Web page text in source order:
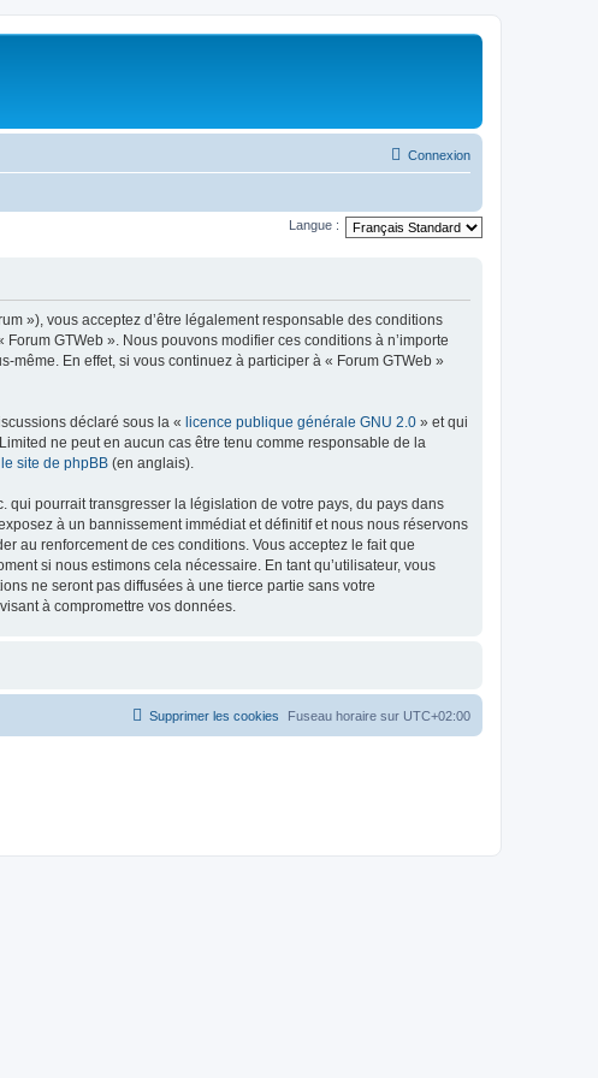
Connexion
Langue :
»), vous acceptez d’être légalement responsable des conditions
GTWeb ». Nous pouvons modifier ces conditions à n’importe
En effet, si vous continuez à participer à « Forum GTWeb »
déclaré sous la « licence publique générale GNU 2.0 » et qui
ne peut en aucun cas être tenu comme responsable de la
le site de phpBB (en anglais).
pourrait transgresser la législation de votre pays, du pays dans
à un bannissement immédiat et définitif et nous nous réservons
au renforcement de ces conditions. Vous acceptez le fait que
si nous estimons cela nécessaire. En tant qu’utilisateur, vous
ne seront pas diffusées à une tierce partie sans votre
à compromettre vos données.
Fuseau horaire sur UTC+02:00
Supprimer les cookies